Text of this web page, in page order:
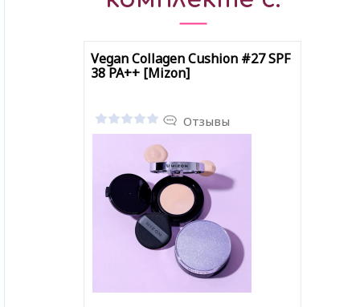
Vegan Collagen Cushion #27 SPF
38 PA++ [Mizon]
Отзывы